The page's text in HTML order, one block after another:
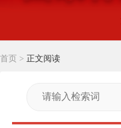
首页 > 正文阅读